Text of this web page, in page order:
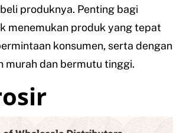
produknya. Penting bagi
menemukan produk yang tepat
konsumen, serta dengan
murah dan bermutu tinggi.